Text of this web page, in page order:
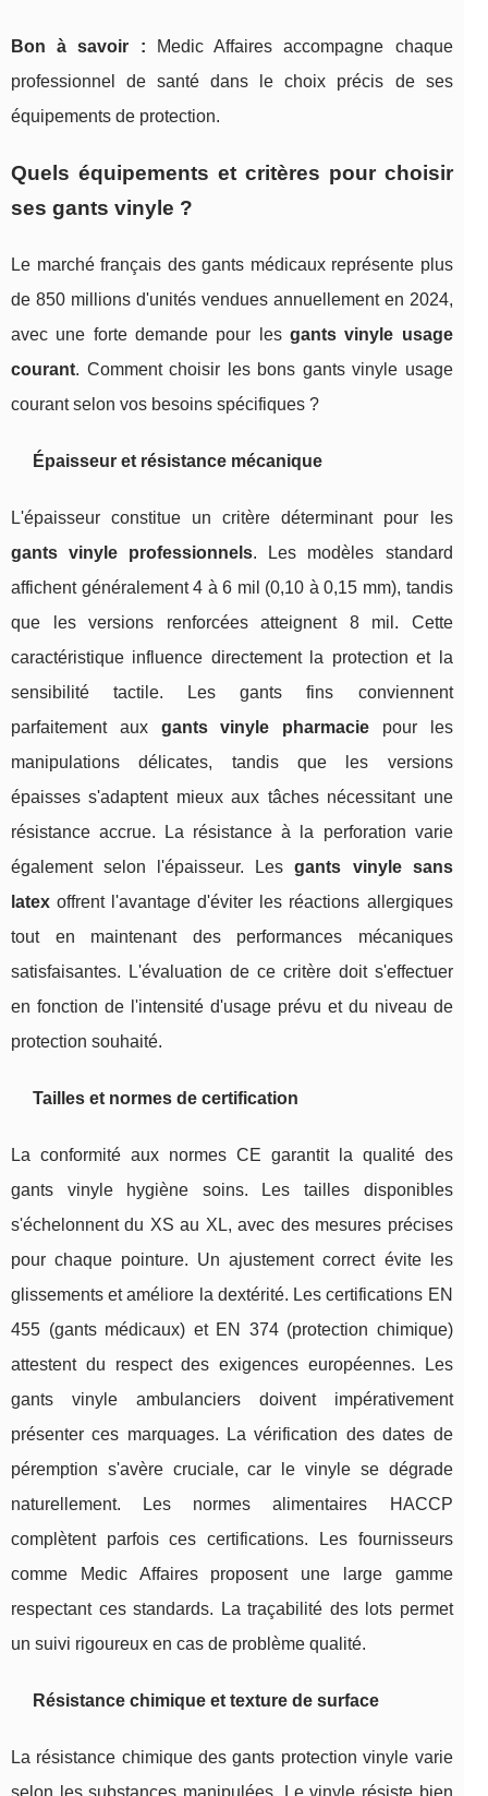
Bon à savoir : Medic Affaires accompagne chaque
professionnel de santé dans le choix précis de ses
équipements de protection.
Quels équipements et critères pour choisir
ses gants vinyle ?
Le marché français des gants médicaux représente plus
de 850 millions d'unités vendues annuellement en 2024,
avec une forte demande pour les gants vinyle usage
courant. Comment choisir les bons gants vinyle usage
courant selon vos besoins spécifiques ?
Épaisseur et résistance mécanique
L'épaisseur constitue un critère déterminant pour les
gants vinyle professionnels. Les modèles standard
affichent généralement 4 à 6 mil (0,10 à 0,15 mm), tandis
que les versions renforcées atteignent 8 mil. Cette
caractéristique influence directement la protection et la
sensibilité tactile. Les gants fins conviennent
parfaitement aux gants vinyle pharmacie pour les
manipulations délicates, tandis que les versions
épaisses s'adaptent mieux aux tâches nécessitant une
résistance accrue. La résistance à la perforation varie
également selon l'épaisseur. Lesgants vinyle sans
latex offrent l'avantage d'éviter les réactions allergiques
tout en maintenant des performances mécaniques
satisfaisantes. L'évaluation de ce critère doit s'effectuer
en fonction de l'intensité d'usage prévu et du niveau de
protection souhaité.
Tailles et normes de certification
La conformité aux normes CE garantit la qualité des
gants vinyle hygiène soins. Les tailles disponibles
s'échelonnent du XS au XL, avec des mesures précises
pour chaque pointure. Un ajustement correct évite les
glissements et améliore la dextérité. Les certifications EN
455 (gants médicaux) et EN 374 (protection chimique)
attestent du respect des exigences européennes. Les
gants vinyle ambulanciers doivent impérativement
présenter ces marquages. La vérification des dates de
péremption s'avère cruciale, car le vinyle se dégrade
naturellement. Les normes alimentaires HACCP
complètent parfois ces certifications. Les fournisseurs
comme Medic Affaires proposent une large gamme
respectant ces standards. La traçabilité des lots permet
un suivi rigoureux en cas de problème qualité.
Résistance chimique et texture de surface
La résistance chimique des gants protection vinyle varie
selon les substances manipulées. Le vinyle résiste bien